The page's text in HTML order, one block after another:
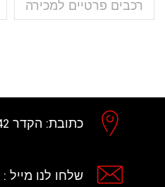
רכבים פרטיים למכירה
כתובת: הקדר 42, נתניה
שלחו לנו מייל :